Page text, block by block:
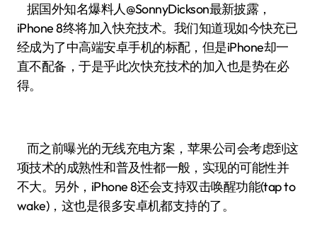
据国外知名爆料人@SonnyDickson最新披露，
iPhone 8终将加入快充技术。我们知道现如今快充已
经成为了中高端安卓手机的标配，但是iPhone却一
直不配备，于是乎此次快充技术的加入也是势在必
得。
而之前曝光的无线充电方案，苹果公司会考虑到这
项技术的成熟性和普及性都一般，实现的可能性并
不大。另外，iPhone 8还会支持双击唤醒功能(tap to
wake)，这也是很多安卓机都支持的了。